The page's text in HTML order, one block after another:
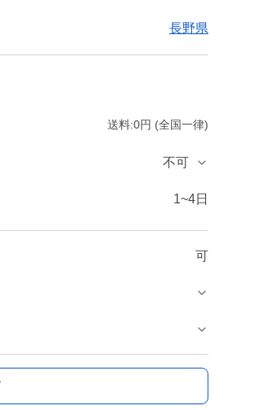
長野県
送料:0円 (全国一律)
不可
1~4日
可